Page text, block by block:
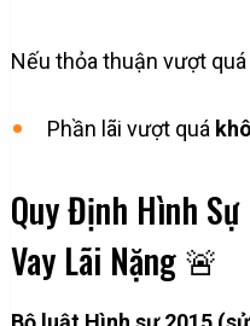
Nếu thỏa thuận vượt
Phần lãi vượt quá
Quy Định Hình Sự
Vay Lãi Nặng 🚨